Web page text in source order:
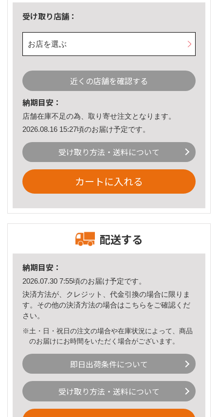
受け取り店舗：
お店を選ぶ
近くの店舗を確認する
納期目安：
店舗在庫不足の為、取り寄せ注文となります。
2026.08.16 15:27頃のお届け予定です。
受け取り方法・送料について
カートに入れる
配送する
納期目安：
2026.07.30 7:55頃のお届け予定です。
決済方法が、クレジット、代金引換の場合に限りま
す。その他の決済方法の場合はこちら をご確認くだ
さい。
※土・日・祝日の注文の場合や在庫状況によって、商品
のお届けにお時間をいただく場合がございます。
即日出荷条件について
受け取り方法・送料について